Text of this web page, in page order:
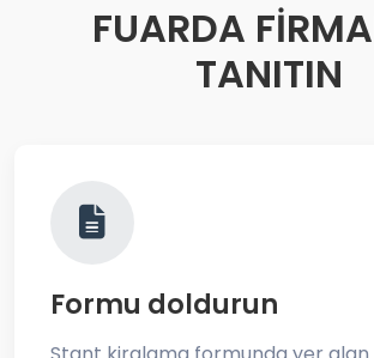
FUARDA
TANITIN
Formu doldurun